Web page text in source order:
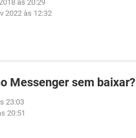
às 20:29
2022 às 12:32
Messenger sem baixar?
23:03
20:51